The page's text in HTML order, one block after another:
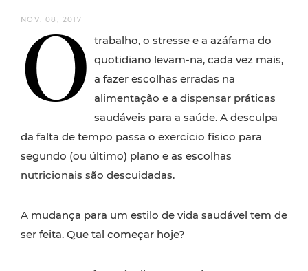
NOV. 08, 2017
O trabalho, o stresse e a azáfama do
quotidiano levam-na, cada vez mais,
a fazer escolhas erradas na
alimentação e a dispensar práticas
saudáveis para a saúde. A desculpa
da falta de tempo passa o exercício físico para
segundo (ou último) plano e as escolhas
nutricionais são descuidadas.
A mudança para um estilo de vida saudável tem de
ser feita. Que tal começar hoje?